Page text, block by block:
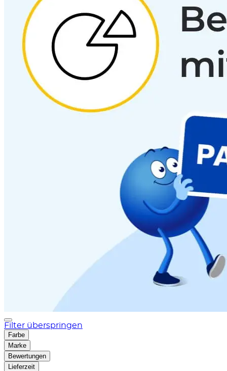
Filter überspringen
Farbe
Marke
Bewertungen
Lieferzeit